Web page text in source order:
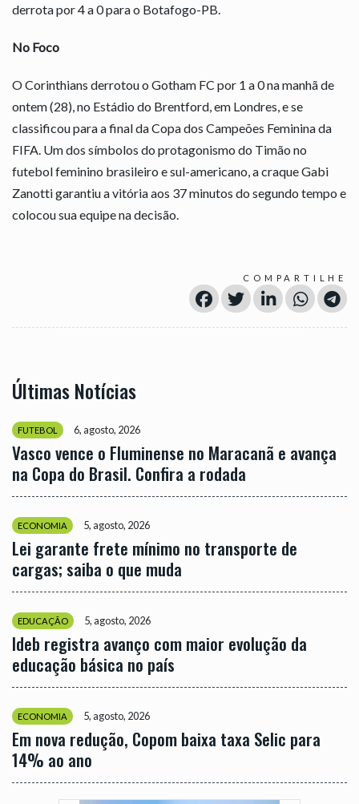
derrota por 4 a 0 para o Botafogo-PB.
No Foco
O Corinthians derrotou o Gotham FC por 1 a 0 na manhã de
ontem (28), no Estádio do Brentford, em Londres, e se
classificou para a final da Copa dos Campeões Feminina da
FIFA. Um dos símbolos do protagonismo do Timão no
futebol feminino brasileiro e sul-americano, a craque Gabi
Zanotti garantiu a vitória aos 37 minutos do segundo tempo e
colocou sua equipe na decisão.
COMPARTILHE
Últimas Notícias
FUTEBOL 6, agosto, 2026
Vasco vence o Fluminense no Maracanã e avança
na Copa do Brasil. Confira a rodada
ECONOMIA 5, agosto, 2026
Lei garante frete mínimo no transporte de
cargas; saiba o que muda
EDUCAÇÃO 5, agosto, 2026
Ideb registra avanço com maior evolução da
educação básica no país
ECONOMIA 5, agosto, 2026
Em nova redução, Copom baixa taxa Selic para
14% ao ano